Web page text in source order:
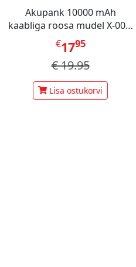
Akupank 10000 mAh
kaabliga roosa mudel X-001,
Mini Berry
€1795
€19.95
Lisa ostukorvi